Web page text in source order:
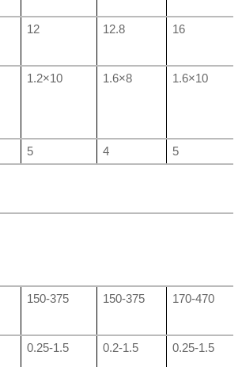
12 12.8 16
1.2×10 1.6×8 1.6×10
5 4
5
150-375 150-375 170-470
0.25-1.5 0.2-1.5 0.25-1.5